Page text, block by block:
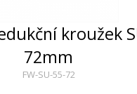
kroužek
72mm
FW-SU-55-72